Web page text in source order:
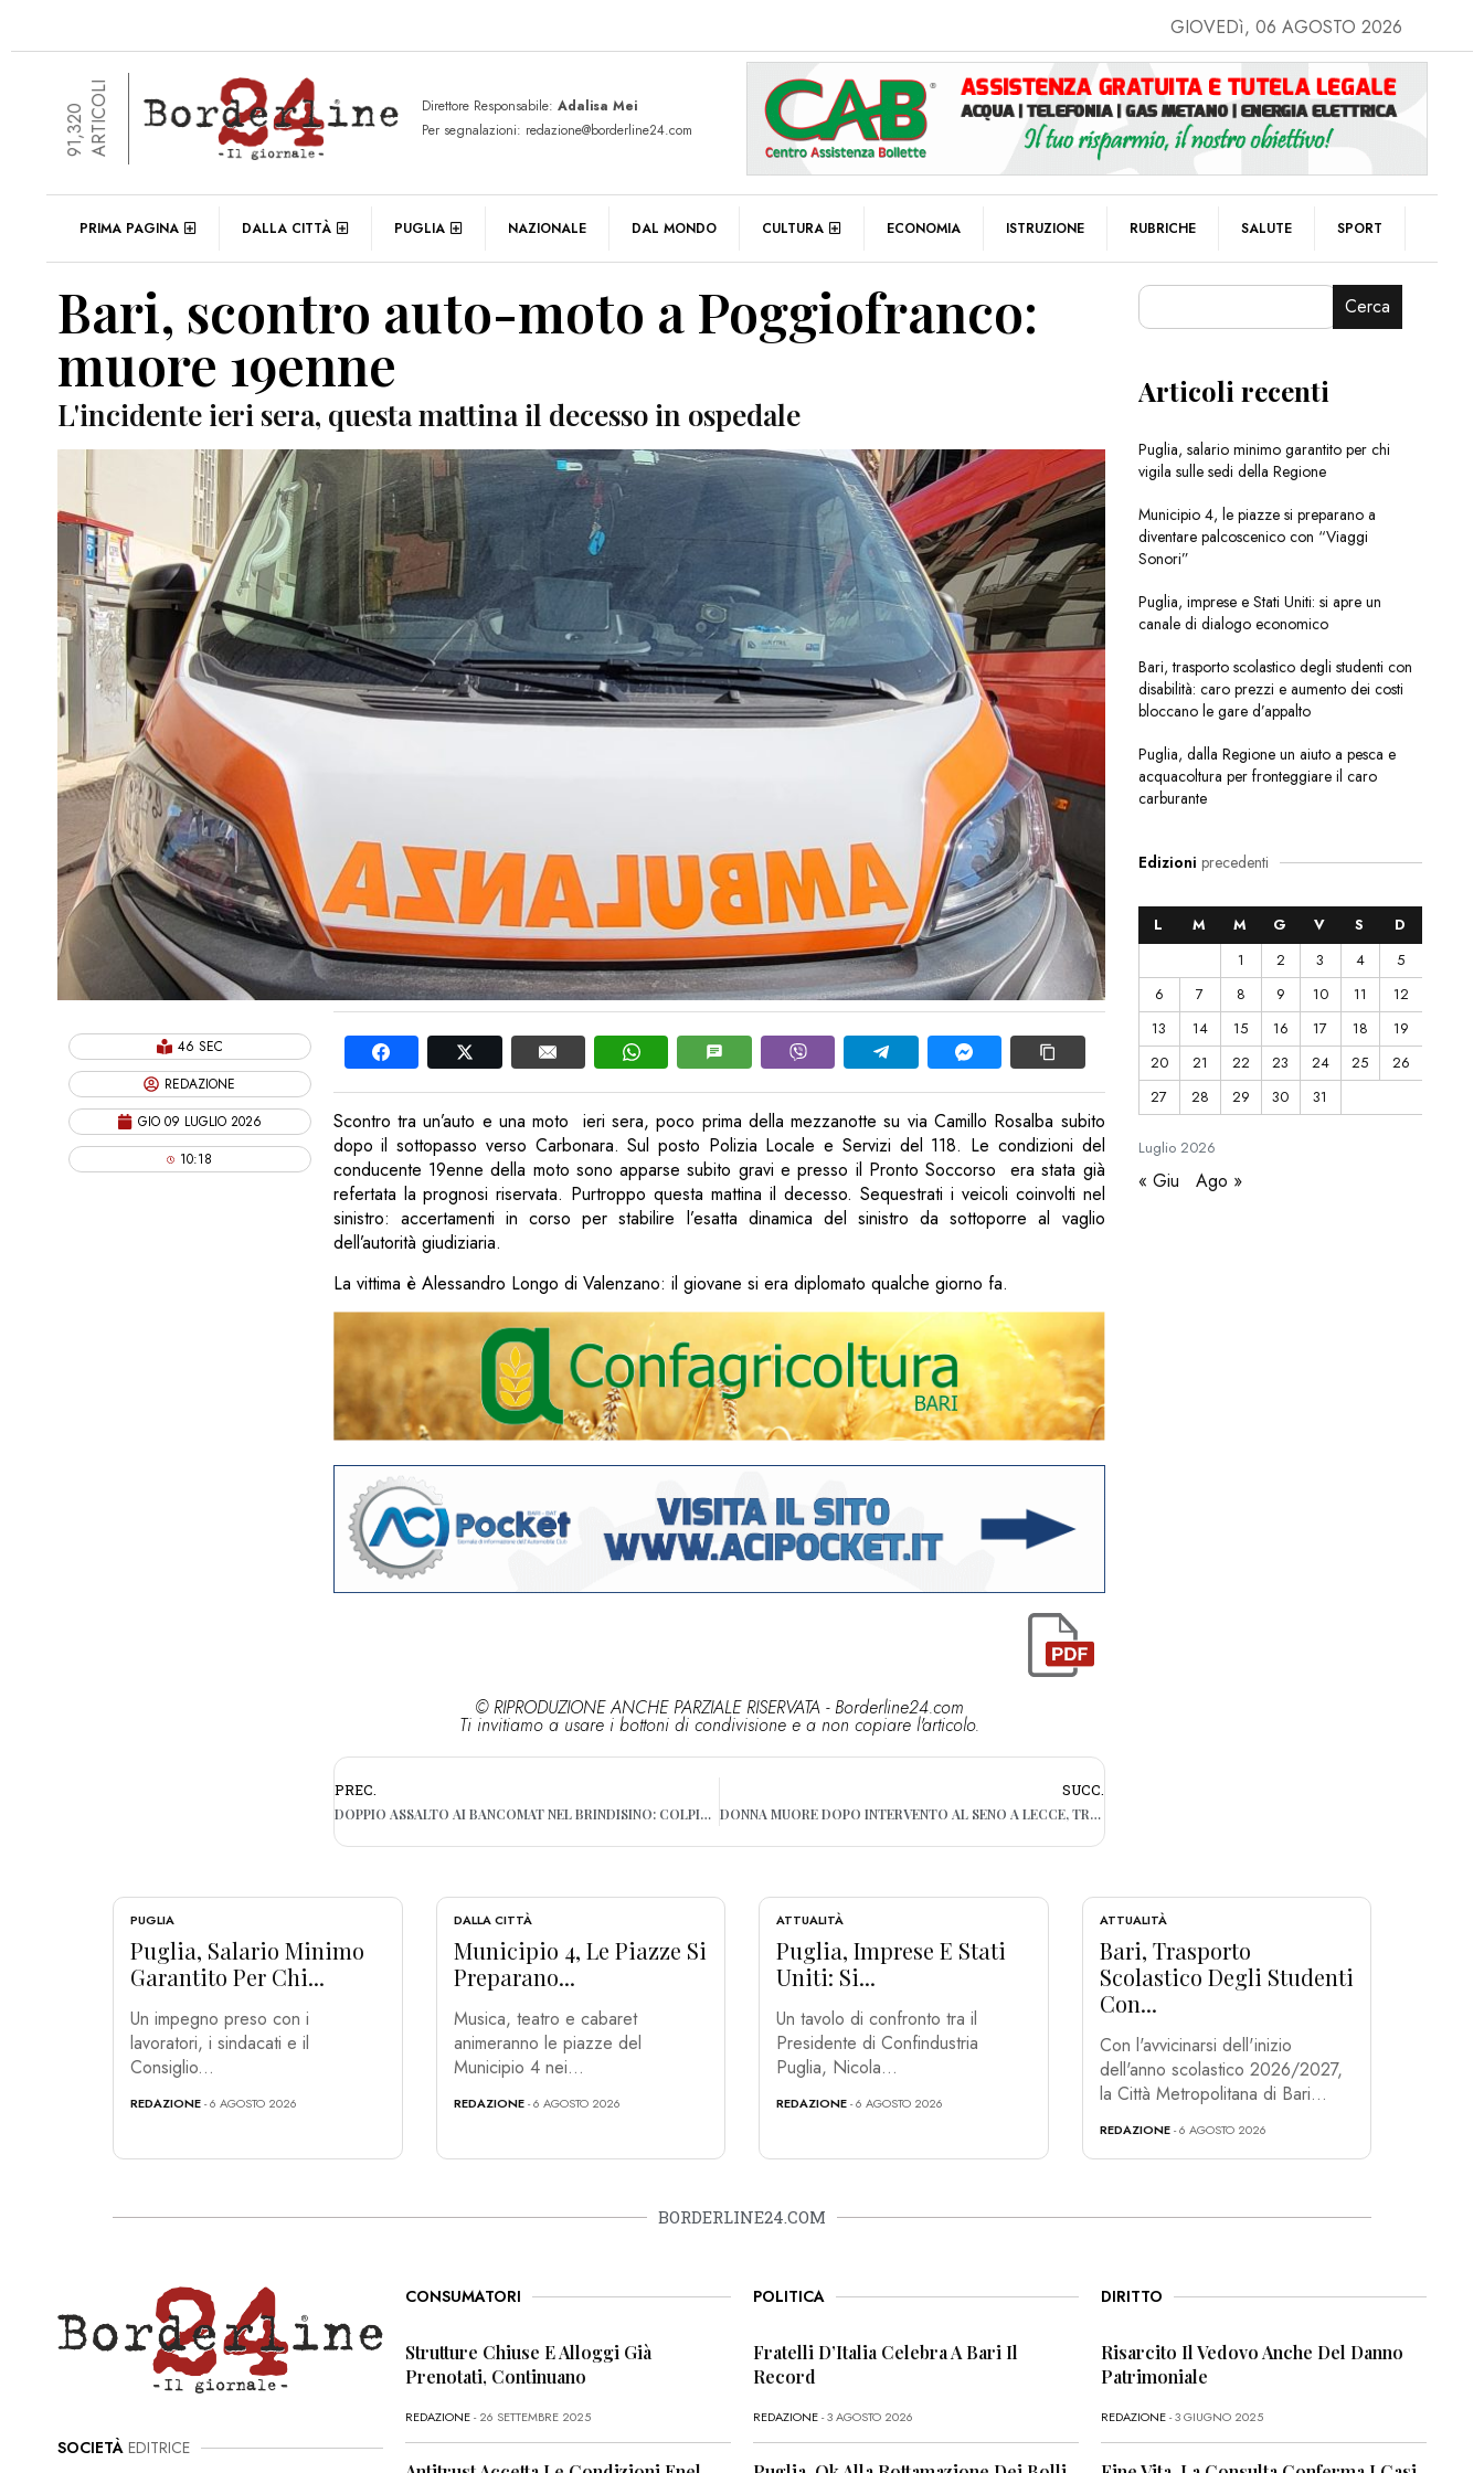
GIOVEDì, 06 AGOSTO 2026
91,320ARTICOLI Direttore Responsabile: Adalisa Mei
Per segnalazioni: redazione@borderline24.com
PRIMA PAGINA DALLA CITTÀ PUGLIA NAZIONALE DAL MONDO CULTURA ECONOMIA ISTRUZIONE RUBRICHE SALUTE SPORT
Bari, scontro auto-moto a Poggiofranco:
muore 19enne
L'incidente ieri sera, questa mattina il decesso in ospedale
46 SEC
REDAZIONE
GIO 09 LUGLIO 2026
10:18
Scontro tra un’auto e una moto ieri sera, poco prima della mezzanotte su via Camillo Rosalba subito
dopo il sottopasso verso Carbonara. Sul posto Polizia Locale e Servizi del 118. Le condizioni del
conducente 19enne della moto sono apparse subito gravi e presso il Pronto Soccorso era stata già
refertata la prognosi riservata. Purtroppo questa mattina il decesso. Sequestrati i veicoli coinvolti nel
sinistro: accertamenti in corso per stabilire l’esatta dinamica del sinistro da sottoporre al vaglio
dell’autorità giudiziaria.
La vittima è Alessandro Longo di Valenzano: il giovane si era diplomato qualche giorno fa.
© RIPRODUZIONE ANCHE PARZIALE RISERVATA - Borderline24.com
Ti invitiamo a usare i bottoni di condivisione e a non copiare l'articolo.
PREC.
DOPPIO ASSALTO AI BANCOMAT NEL BRINDISINO: COLPISCE LA BANDA DELLA “MARMOTTA”
SUCC.
DONNA MUORE DOPO INTERVENTO AL SENO A LECCE, TRE INDAGATI
Cerca
Articoli recenti
Puglia, salario minimo garantito per chi
vigila sulle sedi della Regione
Municipio 4, le piazze si preparano a
diventare palcoscenico con “Viaggi
Sonori”
Puglia, imprese e Stati Uniti: si apre un
canale di dialogo economico
Bari, trasporto scolastico degli studenti con
disabilità: caro prezzi e aumento dei costi
bloccano le gare d’appalto
Puglia, dalla Regione un aiuto a pesca e
acquacoltura per fronteggiare il caro
carburante
Edizioni precedenti
Luglio2026
L M M G V S
D
1
2 3 4
5
6
7 8 9 10 11
12
13
14 15 16 17 18
19
20
21 22 23 24 25
26
27
28 29 30 31
« Giu Ago »
PUGLIA
Puglia, Salario Minimo
Garantito Per Chi...
Un impegno preso con i
lavoratori, i sindacati e il
Consiglio...
REDAZIONE- 6 AGOSTO 2026
DALLA CITTÀ
Municipio 4, Le Piazze Si
Preparano...
Musica, teatro e cabaret
animeranno le piazze del
Municipio 4 nei...
REDAZIONE- 6 AGOSTO 2026
ATTUALITÀ
Puglia, Imprese E Stati
Uniti: Si...
Un tavolo di confronto tra il
Presidente di Confindustria
Puglia, Nicola...
REDAZIONE- 6 AGOSTO 2026
ATTUALITÀ
Bari, Trasporto
Scolastico Degli Studenti
Con...
Con l'avvicinarsi dell'inizio
dell'anno scolastico 2026/2027,
la Città Metropolitana di Bari...
REDAZIONE- 6 AGOSTO 2026
BORDERLINE24.COM
SOCIETÀ EDITRICE
CONSUMATORI
Strutture Chiuse E Alloggi Già
Prenotati, Continuano
REDAZIONE- 26 SETTEMBRE 2025
POLITICA
Fratelli D’Italia Celebra A Bari Il
Record
REDAZIONE- 3 AGOSTO 2026
DIRITTO
Risarcito Il Vedovo Anche Del Danno
Patrimoniale
REDAZIONE- 3 GIUGNO 2025